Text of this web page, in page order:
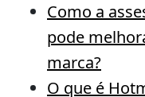
Como a
pode
marca?
O que é